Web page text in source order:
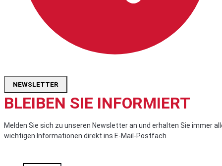
NEWSLETTER
BLEIBEN SIE INFORMIERT
Melden Sie sich zu unseren Newsletter an und erhalten Sie immer
wichtigen Informationen direkt ins E-Mail-Postfach.